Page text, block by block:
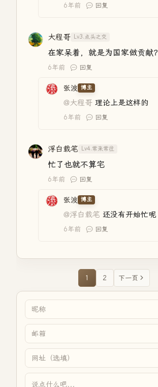
6年前 回复
大程哥 Lv3.点头之交
在家呆着，就是为国家做贡献？
6年前 回复
张波 博主
@大程哥 理论上是这样的
6年前 回复
浮白载笔 Lv4.常来常往
忙了也就不算宅
6年前 回复
张波 博主
@浮白载笔 还没有开始忙呢
6年前 回复
1 2 下一页